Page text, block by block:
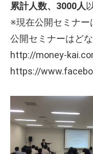
累計人数、3000人
※現在公開セミナー
公開セミナーはど
http://money-
https://